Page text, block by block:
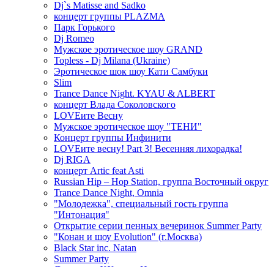
Dj`s Matisse and Sadko
концерт группы PLAZMA
Парк Горького
Dj Romeo
Мужское эротическое шоу GRAND
Topless - Dj Milana (Ukraine)
Эротическое шок шоу Кати Самбуки
Slim
Trance Dance Night. KYAU & ALBERT
концерт Влада Соколовского
LOVEите Весну
Мужское эротическое шоу "ТЕНИ"
Концерт группы Инфинити
LOVEите весну! Part 3! Весенняя лихорадка!
Dj RIGA
концерт Artic feat Asti
Russian Hip – Hop Station, группа Восточный округ
Trance Dance Night, Omnia
"Молодежка", специальный гость группа
"Интонация"
Открытие серии пенных вечеринок Summer Party
"Конан и шоу Evolution" (г.Москва)
Black Star inc. Natan
Summer Party